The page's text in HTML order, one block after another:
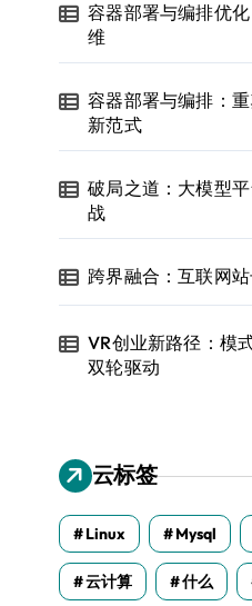
容器部署与编排优
维
容器部署与编排：
新范式
破局之道：大模型
战
跨界融合：互联网
VR创业新路径：模
双轮驱动
云标签
Linux Mysql
云计算 什么